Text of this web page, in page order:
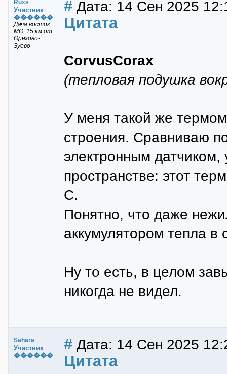
Ruxs
Участник
������
Дача восток
МО, 15 км от
Орехово-
Зуево
# Дата: 14 Сен 2025
Цитата
CorvusCorax
(тепловая подушка
У меня такой же
строения. Сравниваю
электронным датчиком,
пространстве: этот
С.
Понятно, что даже
аккумулятором тепла в
Ну то есть, в целом
никогда не видел.
Sahara
Участник
������
# Дата: 14 Сен 2025
Цитата